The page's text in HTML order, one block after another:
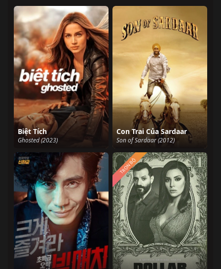
Biệt Tích
Ghosted (2023)
Con Trai Của Sardaar
Son of Sardaar (2012)
TRỌN BỘ